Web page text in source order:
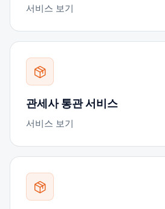
서비스 보기
관세사 통관 서비스
서비스 보기